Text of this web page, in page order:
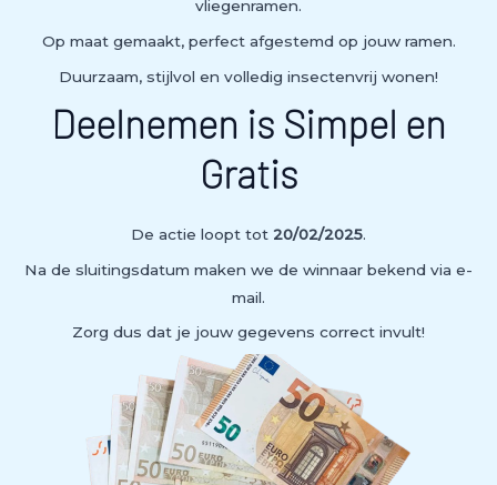
vliegenramen.
Op maat gemaakt, perfect afgestemd op jouw ramen.
Duurzaam, stijlvol en volledig insectenvrij wonen!
Deelnemen is Simpel en
Gratis
De actie loopt tot 20/02/2025.
Na de sluitingsdatum maken we de winnaar bekend via e-
mail.
Zorg dus dat je jouw gegevens correct invult!